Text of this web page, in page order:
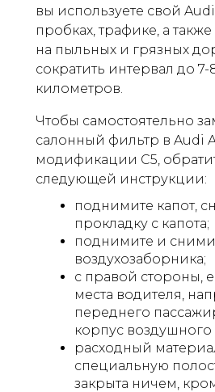
вы используете свой
пробках, трафике, а также
на пыльных и грязных
сократить интервал до 7-
километров.
Чтобы самостоятельно
салонный фильтр в Audi
модификации C5,
следующей инструкции:
поднимите капот,
прокладку с капота;
поднимите и
воздухозаборника;
с правой стороны,
места водителя,
переднего
корпус воздушного
расходный
специальную
закрыта ничем,